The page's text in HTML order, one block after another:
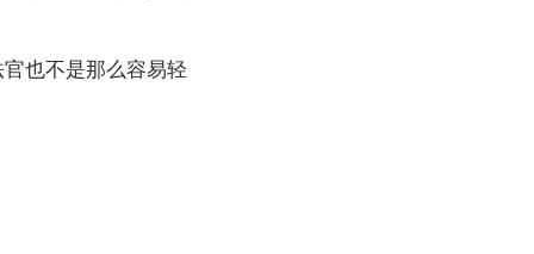
也不是那么容易轻